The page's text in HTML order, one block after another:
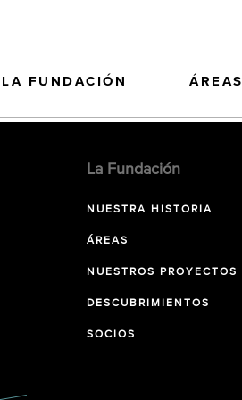
LA FUNDACIÓN ÁREAS
La Fundación
NUESTRA HISTORIA
ÁREAS
NUESTROS PROYECTOS
DESCUBRIMIENTOS
SOCIOS